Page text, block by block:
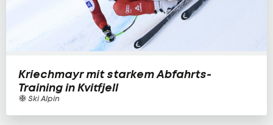
Kriechmayr mit starkem Abfahrts-
Training in Kvitfjell
Ski Alpin